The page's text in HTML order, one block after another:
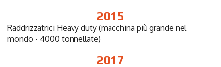
2015
Raddrizzatrici Heavy duty (macchina più grande nel
mondo - 4000 tonnellate)
2017